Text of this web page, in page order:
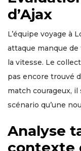
d’Ajax
L’équipe voyage à
attaque manque
la vitesse. Le
pas encore trouvé
match courageux,
scénario qu’une
Analyse
contexte